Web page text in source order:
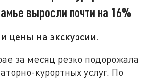
выросли почти на 16%
цены на экскурсии.
за месяц резко подорожала
курортных услуг. По